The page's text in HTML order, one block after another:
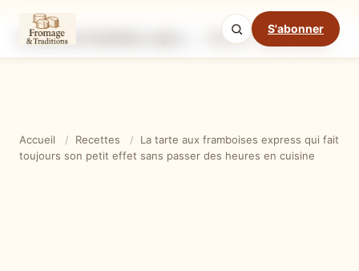
S'abonner
Ingrédients Étapes
Mode cuisine
Accueil / Recettes /
La tarte aux framboises express qui fait
toujours son petit effet sans passer des heures en cuisine